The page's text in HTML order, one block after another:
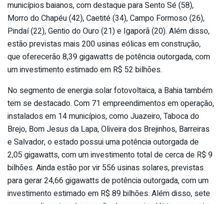
municípios baianos, com destaque para Sento Sé (58),
Morro do Chapéu (42), Caetité (34), Campo Formoso (26),
Pindaí (22), Gentio do Ouro (21) e Igaporã (20). Além disso,
estão previstas mais 200 usinas eólicas em construção,
que oferecerão 8,39 gigawatts de potência outorgada, com
um investimento estimado em R$ 52 bilhões.
No segmento de energia solar fotovoltaica, a Bahia também
tem se destacado. Com 71 empreendimentos em operação,
instalados em 14 municípios, como Juazeiro, Taboca do
Brejo, Bom Jesus da Lapa, Oliveira dos Brejinhos, Barreiras
e Salvador, o estado possui uma potência outorgada de
2,05 gigawatts, com um investimento total de cerca de R$ 9
bilhões. Ainda estão por vir 556 usinas solares, previstas
para gerar 24,66 gigawatts de potência outorgada, com um
investimento estimado em R$ 89 bilhões. Além disso, sete